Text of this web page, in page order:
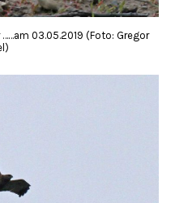
03.05.2019 (Foto: Gregor